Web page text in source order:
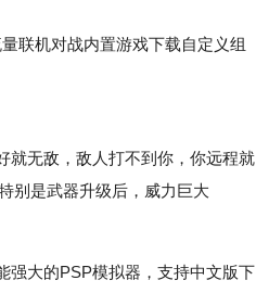
联机对战内置游戏下载自定义组
无敌，敌人打不到你，你远程就
别是武器升级后，威力巨大
大的PSP模拟器，支持中文版下